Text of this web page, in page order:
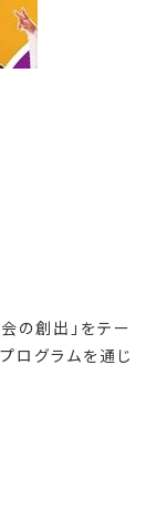
の創出」をテー
ログラムを通じ